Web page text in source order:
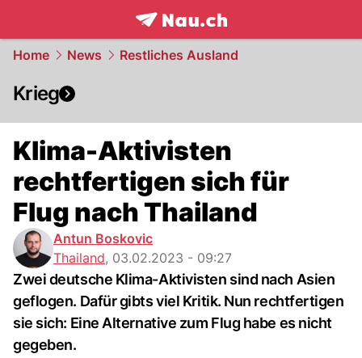
frontpage.NAU.ch
Home News Restliches Ausland
Krieg
Klima-Aktivisten
rechtfertigen sich für
Flug nach Thailand
Antun Boskovic
Thailand, 03.02.2023 - 09:27
Zwei deutsche Klima-Aktivisten sind nach Asien
geflogen. Dafür gibts viel Kritik. Nun rechtfertigen
sie sich: Eine Alternative zum Flug habe es nicht
gegeben.